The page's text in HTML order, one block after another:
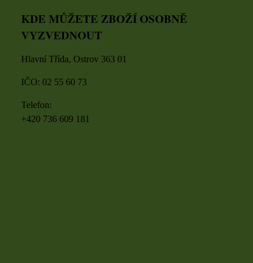
KDE MŮŽETE ZBOŽÍ OSOBNĚ
VYZVEDNOUT
Hlavní Třída, Ostrov 363 01
IČO: 02 55 60 73
Telefon:
+420 736 609 181